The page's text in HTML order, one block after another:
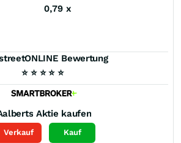
0,79 x
Bewertung
⭐ ⭐ ⭐ ⭐ ⭐
Aktie kaufen
Verkauf Kauf